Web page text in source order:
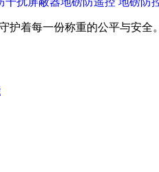
护着每一份称重的公平与安全。